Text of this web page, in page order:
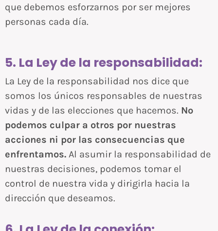
que debemos esforzarnos por ser mejores
personas cada día.
5. La Ley de la responsabilidad:
La Ley de la responsabilidad nos dice que
somos los únicos responsables de nuestras
vidas y de las elecciones que hacemos. No
podemos culpar a otros por nuestras
acciones ni por las consecuencias que
enfrentamos. Al asumir la responsabilidad de
nuestras decisiones, podemos tomar el
control de nuestra vida y dirigirla hacia la
dirección que deseamos.